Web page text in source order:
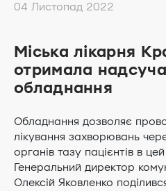
04 Листопад 2022
Міська лікарня
отримала
обладнання
Обладнання дозволяє
лікування захворювань
органів тазу пацієнтів в
Генеральний директор
Олексій Яковленко